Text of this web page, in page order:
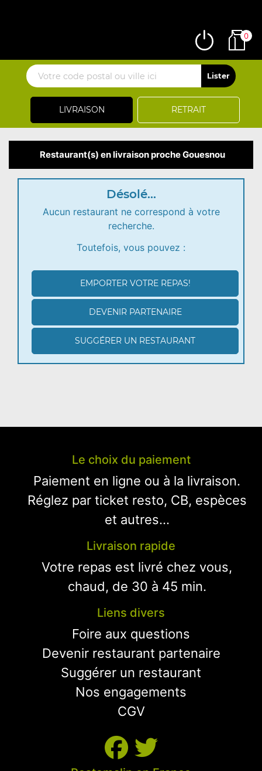
LIVRAISON RETRAIT
0
Restaurant(s) en livraison proche Gouesnou
Désolé...
Aucun restaurant ne correspond à votre
recherche.
Toutefois, vous pouvez :
EMPORTER VOTRE REPAS!
DEVENIR PARTENAIRE
SUGGÉRER UN RESTAURANT
Le choix du paiement
Paiement en ligne ou à la livraison.
Réglez par ticket resto, CB, espèces
et autres...
Livraison rapide
Votre repas est livré chez vous,
chaud, de 30 à 45 min.
Liens divers
Foire aux questions
Devenir restaurant partenaire
Suggérer un restaurant
Nos engagements
CGV